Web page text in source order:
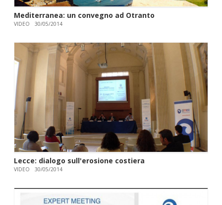
Mediterranea: un convegno ad Otranto
VIDEO 30/05/2014
Lecce: dialogo sull'erosione costiera
VIDEO 30/05/2014